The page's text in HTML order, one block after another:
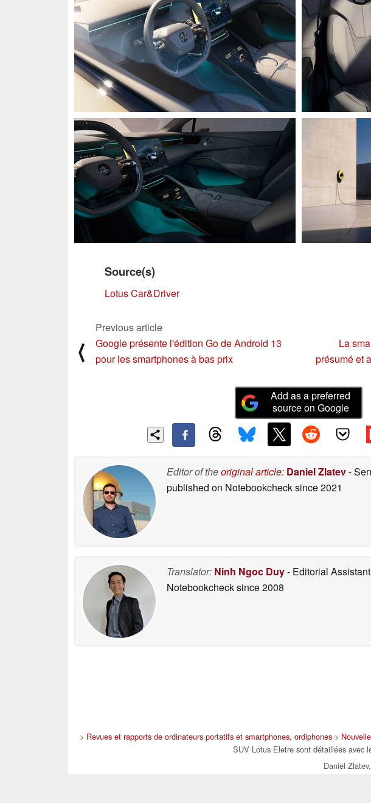
Source(s)
LotusCar&Driver
⟨
Previous article
Google présente l'édition Go de Android 13
pour les smartphones à bas prix
La
présumé et
Add as a preferred
source on Google
Editor of theoriginal article: Daniel Zlatev-
published on Notebookchecksince 2021
Translator: Ninh Ngoc Duy- Editorial Assistant
Notebookchecksince 2008
> Revues et rapports de ordinateurs portatifs et smartphones, ordiphones>
SUV Lotus Eletre sont détaillées avec
Daniel